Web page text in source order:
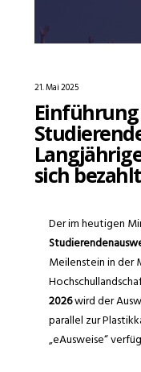
21. Mai 2025
sich bezahlt
Der im heutigen
Meilenstein in der
2026wird der
parallel zur
„eAusweise“